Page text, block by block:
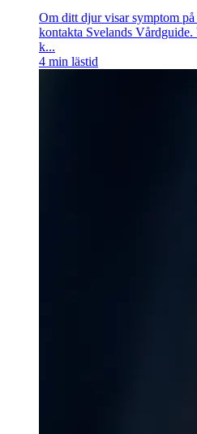
Om ditt djur visar symptom
kontakta Svelands
k...
4 min lästid